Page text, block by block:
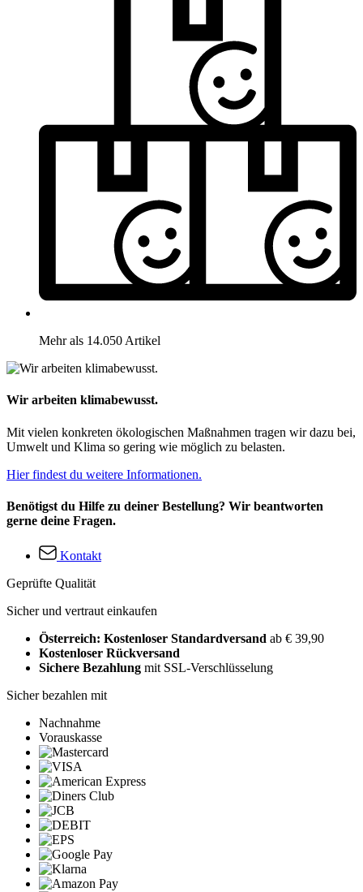
Mehr als 14.050 Artikel
Wir arbeiten klimabewusst.
Mit vielen konkreten ökologischen Maßnahmen tragen wir dazu bei,
Umwelt und Klima so gering wie möglich zu belasten.
Hier findest du weitere Informationen.
Benötigst du Hilfe zu deiner Bestellung? Wir beantworten
gerne deine Fragen.
Kontakt
Geprüfte Qualität
Sicher und vertraut einkaufen
Österreich: Kostenloser Standardversand ab € 39,90
Kostenloser Rückversand
Sichere Bezahlung mit SSL-Verschlüsselung
Sicher bezahlen mit
Nachnahme
Vorauskasse